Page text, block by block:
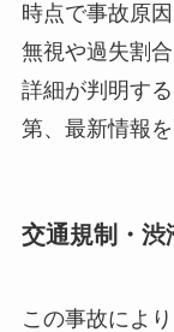
時点で事故原
無視や過失割
詳細が判明す
第、最新情報を
交通規制・渋
この事故によ